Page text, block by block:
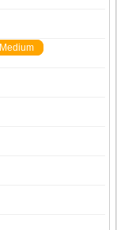
Medium